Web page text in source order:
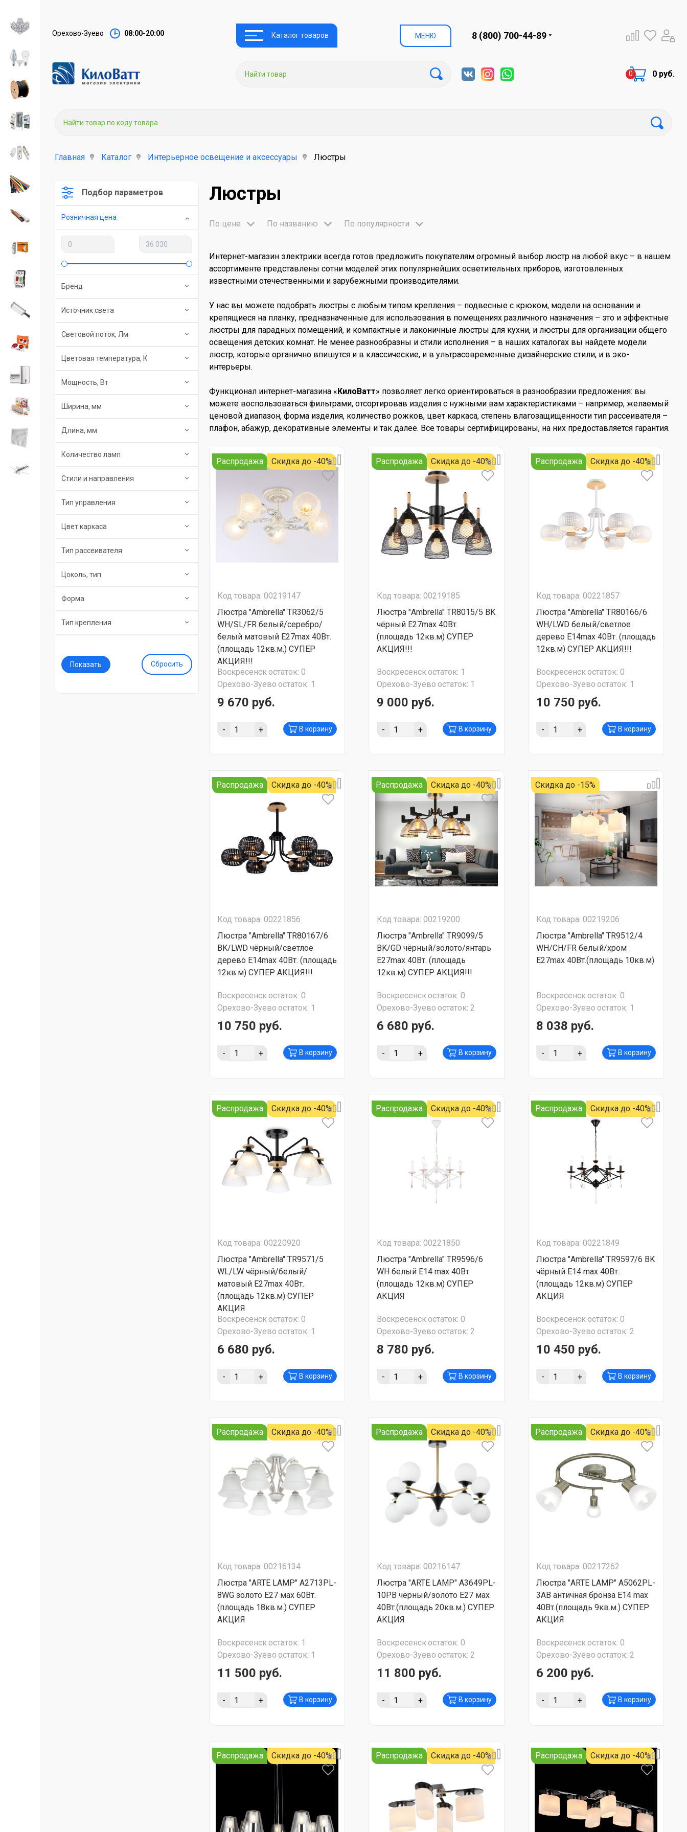
Орехово-Зуево 08:00-20:00 Каталог товаров МЕНЮ 8 (800) 700-44-89
0 руб.
Главная Каталог Интерьерное освещение и аксессуары Люстры
Подбор параметров
Розничная цена
Бренд
Источник света
Световой поток, Лм
Цветовая температура, К
Мощность, Вт
Ширина, мм
Длина, мм
Количество ламп
Стили и направления
Тип управления
Цвет каркаса
Тип рассеивателя
Цоколь, тип
Форма
Тип крепления
Сбросить
Люстры
По цене По названию По популярности
Интернет-магазин электрики всегда готов предложить покупателям огромный выбор люстр на любой вкус – в нашем
ассортименте представлены сотни моделей этих популярнейших осветительных приборов, изготовленных
известными отечественными и зарубежными производителями.
У нас вы можете подобрать люстры с любым типом крепления – подвесные с крюком, модели на основании и
крепящиеся на планку, предназначенные для использования в помещениях различного назначения – это и эффектные
люстры для парадных помещений, и компактные и лаконичные люстры для кухни, и люстры для организации общего
освещения детских комнат. Не менее разнообразны и стили исполнения – в наших каталогах вы найдете модели
люстр, которые органично впишутся и в классические, и в ультрасовременные дизайнерские стили, и в эко-
интерьеры.
Функционал интернет-магазина «КилоВатт» позволяет легко ориентироваться в разнообразии предложения: вы
можете воспользоваться фильтрами, отсортировав изделия с нужными вам характеристиками – например, желаемый
ценовой диапазон, форма изделия, количество рожков, цвет каркаса, степень влагозащищенности тип рассеивателя –
плафон, абажур, декоративные элементы и так далее. Все товары сертифицированы, на них предоставляется гарантия.
Распродажа Скидка до -40%
Код товара: 00219147
Люстра "Ambrella" TR3062/5
WH/SL/FR белый/серебро/
белый матовый Е27max 40Вт.
(площадь 12кв.м.) СУПЕР
АКЦИЯ!!!
Воскресенскостаток: 0
Орехово-Зуево остаток: 1
9 670 руб.
- + В корзину
Распродажа Скидка до -40%
Код товара: 00219185
Люстра "Ambrella" TR8015/5 BK
чёрный Е27max 40Вт.
(площадь 12кв.м) СУПЕР
АКЦИЯ!!!
Воскресенскостаток: 1
Орехово-Зуево остаток: 1
9 000 руб.
- + В корзину
Распродажа Скидка до -40%
Код товара: 00221857
Люстра "Ambrella" TR80166/6
WH/LWD белый/светлое
дерево Е14max 40Вт. (площадь
12кв.м) СУПЕР АКЦИЯ!!!
Воскресенскостаток: 0
Орехово-Зуево остаток: 1
10 750 руб.
- + В корзину
Распродажа Скидка до -40%
Код товара: 00221856
Люстра "Ambrella" TR80167/6
BK/LWD чёрный/светлое
дерево Е14max 40Вт. (площадь
12кв.м) СУПЕР АКЦИЯ!!!
Воскресенскостаток: 0
Орехово-Зуево остаток: 1
10 750 руб.
- + В корзину
Распродажа Скидка до -40%
Код товара: 00219200
Люстра "Ambrella" TR9099/5
BK/GD чёрный/золото/янтарь
Е27max 40Вт. (площадь
12кв.м) СУПЕР АКЦИЯ!!!
Воскресенскостаток: 0
Орехово-Зуево остаток: 2
6 680 руб.
- + В корзину
Скидка до -15%
Код товара: 00219206
Люстра "Ambrella" TR9512/4
WH/CH/FR белый/хром
Е27max 40Вт.(площадь 10кв.м)
Воскресенскостаток: 0
Орехово-Зуево остаток: 1
8 038 руб.
- + В корзину
Распродажа Скидка до -40%
Код товара: 00220920
Люстра "Ambrella" TR9571/5
WL/LW чёрный/белый/
матовый Е27max 40Вт.
(площадь 12кв.м) СУПЕР
АКЦИЯ
Воскресенскостаток: 0
Орехово-Зуево остаток: 1
6 680 руб.
- + В корзину
Распродажа Скидка до -40%
Код товара: 00221850
Люстра "Ambrella" TR9596/6
WH белый Е14 max 40Вт.
(площадь 12кв.м) СУПЕР
АКЦИЯ
Воскресенскостаток: 0
Орехово-Зуево остаток: 2
8 780 руб.
- + В корзину
Распродажа Скидка до -40%
Код товара: 00221849
Люстра "Ambrella" TR9597/6 BK
чёрный Е14 max 40Вт.
(площадь 12кв.м) СУПЕР
АКЦИЯ
Воскресенскостаток: 0
Орехово-Зуево остаток: 2
10 450 руб.
- + В корзину
Распродажа Скидка до -40%
Код товара: 00216134
Люстра "ARTE LAMP" А2713PL-
8WG золото Е27 мах 60Вт.
(площадь 18кв.м.) СУПЕР
АКЦИЯ
Воскресенскостаток: 1
Орехово-Зуево остаток: 1
11 500 руб.
- + В корзину
Распродажа Скидка до -40%
Код товара: 00216147
Люстра "ARTE LAMP" А3649PL-
10PB чёрный/золото Е27 мах
40Вт.(площадь 20кв.м.) СУПЕР
АКЦИЯ
Воскресенскостаток: 0
Орехово-Зуево остаток: 2
11 800 руб.
- + В корзину
Распродажа Скидка до -40%
Код товара: 00217262
Люстра "ARTE LAMP" А5062PL-
3AB античная бронза Е14 mах
40Вт.(площадь 9кв.м.) СУПЕР
АКЦИЯ
Воскресенскостаток: 0
Орехово-Зуево остаток: 2
6 200 руб.
- + В корзину
Распродажа Скидка до -40% Распродажа Скидка до -40% Распродажа Скидка до -40%